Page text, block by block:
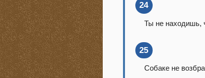
24
Ты не находишь,
25
Собаке не